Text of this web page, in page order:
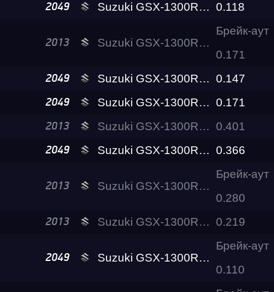
Суперкубок RDRC 2026
Test & Tune PRO
RDRC Юг 5 этап
2049 Suzuki GSX-1300R Hayabusa Busa Zone 0.118
2013 Suzuki GSX-1300R Hayabusa Busa Zone
Брейк-аут
0.171
2049 Suzuki GSX-1300R Hayabusa Busa Zone 0.147
2049 Suzuki GSX-1300R Hayabusa Busa Zone 0.171
2013 Suzuki GSX-1300R Hayabusa Busa Zone 0.401
2049 Suzuki GSX-1300R Hayabusa Busa Zone 0.366
2013 Suzuki GSX-1300R Hayabusa Busa Zone
Брейк-аут
0.280
2013 Suzuki GSX-1300R Hayabusa Busa Zone 0.219
2049 Suzuki GSX-1300R Hayabusa Busa Zone
Брейк-аут
0.110